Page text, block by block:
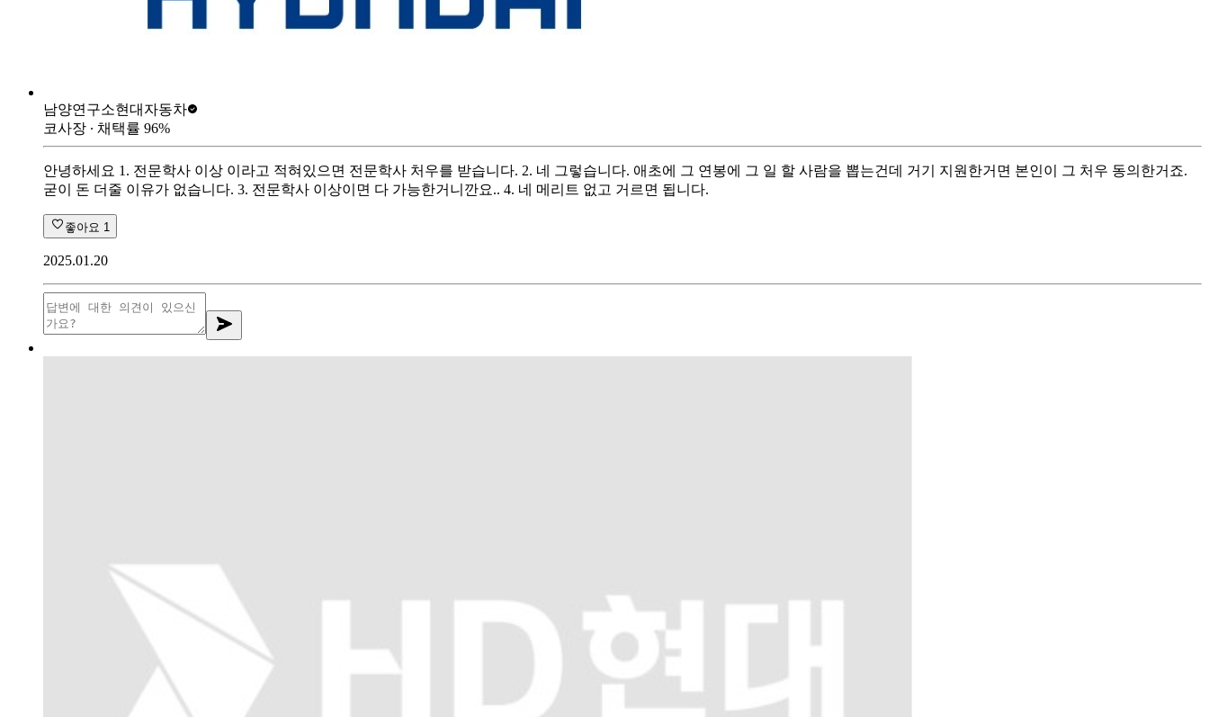
남양연구소현대자동차
코사장 ∙ 채택률 96%
안녕하세요 1. 전문학사 이상 이라고 적혀있으면 전문학사 처우를 받습니다. 2. 네 그렇습니다. 애초에 그 연봉에 그 일 할 사람을 뽑는건데 거기 지원한거면 본인이 그 처우 동의한거죠.
굳이 돈 더줄 이유가 없습니다. 3. 전문학사 이상이면 다 가능한거니깐요.. 4. 네 메리트 없고 거르면 됩니다.
좋아요 1
2025.01.20